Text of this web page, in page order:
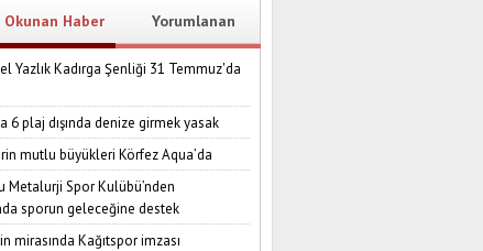
Okunan Haber Yorumlanan
Yazlık Kadırga Şenliği 31 Temmuz'da
6 plaj dışında denize girmek yasak
mutlu büyükleri Körfez Aqua’da
Metalurji Spor Kulübü’nden
sporun geleceğine destek
mirasında Kağıtspor imzası